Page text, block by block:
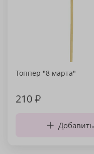
Топпер "8 марта"
210₽
Добавить